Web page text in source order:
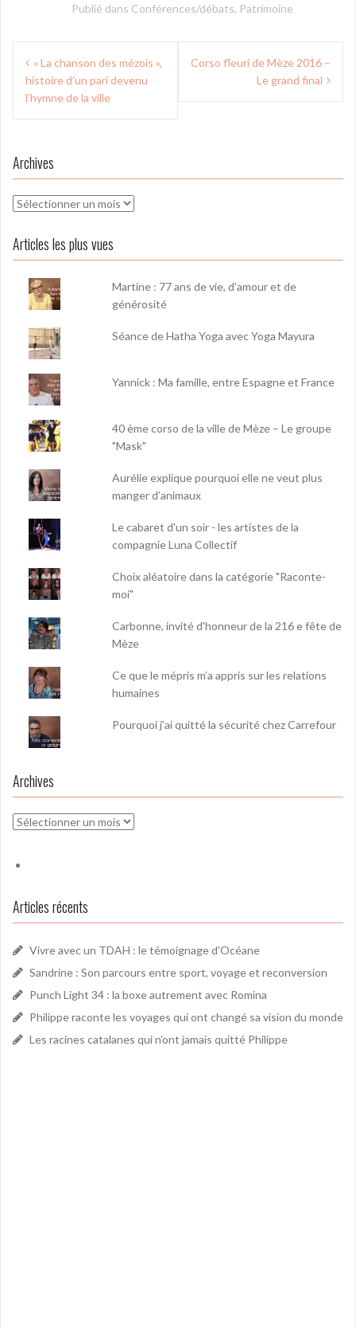
Publié dans Conférences/débats, Patrimoine
Navigation
de
l’article
« La chanson des mézois »,
histoire d’un pari devenu
l’hymne de la ville
Corso fleuri de Mèze 2016 –
Le grand final
Archives
Archives
Articles les plus vues
Martine : 77 ans de vie, d'amour et de
générosité
Séance de Hatha Yoga avec Yoga Mayura
Yannick : Ma famille, entre Espagne et France
40 ème corso de la ville de Mèze – Le groupe
"Mask"
Aurélie explique pourquoi elle ne veut plus
manger d’animaux
Le cabaret d'un soir - les artistes de la
compagnie Luna Collectif
Choix aléatoire dans la catégorie "Raconte-
moi"
Carbonne, invité d'honneur de la 216 e fête de
Mèze
Ce que le mépris m’a appris sur les relations
humaines
Pourquoi j'ai quitté la sécurité chez Carrefour
Archives
Archives
Articles récents
Vivre avec un TDAH : le témoignage d’Océane
Sandrine : Son parcours entre sport, voyage et reconversion
Punch Light 34 : la boxe autrement avec Romina
Philippe raconte les voyages qui ont changé sa vision du monde
Les racines catalanes qui n’ont jamais quitté Philippe